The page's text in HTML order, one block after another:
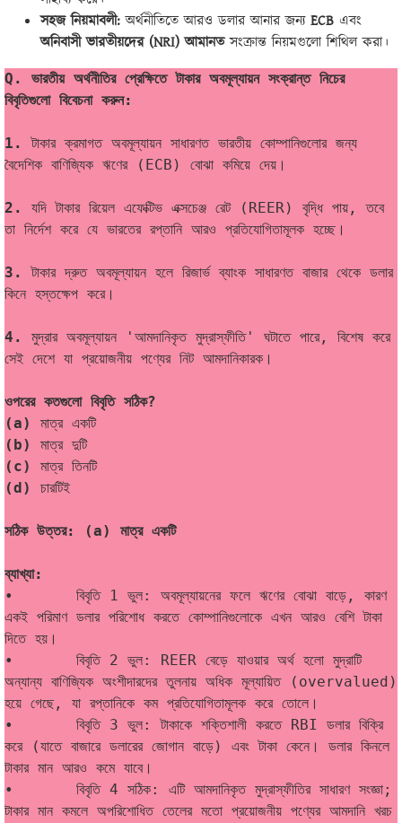
সহজ নিয়মাবলী: অর্থনীতিতে আরও ডলার আনার জন্য ECB এবং
অনিবাসী ভারতীয়দের (NRI)আমানতসংক্রান্ত নিয়মগুলো শিথিল করা।
Q. ভারতীয় অর্থনীতির প্রেক্ষিতে টাকার অবমূল্যায়ন সংক্রান্ত নিচের
বিবৃতিগুলো বিবেচনা করুন:
1.
টাকার ক্রমাগত অবমূল্যায়ন সাধারণত ভারতীয় কোম্পানিগুলোর জন্য
বৈদেশিক বাণিজ্যিক ঋণের (ECB) বোঝা কমিয়ে দেয়।
2. যদি টাকার রিয়েল এফেক্টিভ এক্সচেঞ্জ রেট (REER) বৃদ্ধি পায়, তবে
তা নির্দেশ করে যে ভারতের রপ্তানি আরও প্রতিযোগিতামূলক হচ্ছে।
3.
টাকার দ্রুত অবমূল্যায়ন হলে রিজার্ভ ব্যাংক সাধারণত বাজার থেকে ডলার
কিনে হস্তক্ষেপ করে।
4.
মুদ্রার অবমূল্যায়ন 'আমদানিকৃত মুদ্রাস্ফীতি' ঘটাতে পারে, বিশেষ করে
সেই দেশে যা প্রয়োজনীয় পণ্যের নিট আমদানিকারক।
ওপরের কতগুলো বিবৃতি সঠিক?
(a) মাত্র একটি
(b) মাত্র দুটি
(c)
মাত্র তিনটি
(d)
চারটিই
সঠিক উত্তর: (a) মাত্র একটি
ব্যাখ্যা:
•	বিবৃতি 1 ভুল: অবমূল্যায়নের ফলে ঋণের বোঝা বাড়ে, কারণ
একই পরিমাণ ডলার পরিশোধ করতে কোম্পানিগুলোকে এখন আরও বেশি টাকা
দিতে হয়।
•	বিবৃতি 2 ভুল: REER বেড়ে যাওয়ার অর্থ হলো মুদ্রাটি
অন্যান্য বাণিজ্যিক অংশীদারদের তুলনায় অধিক মূল্যায়িত (overvalued)
হয়ে গেছে, যা রপ্তানিকে কম প্রতিযোগিতামূলক করে তোলে।
•	বিবৃতি 3 ভুল: টাকাকে শক্তিশালী করতে RBI ডলার বিক্রি
করে (যাতে বাজারে ডলারের জোগান বাড়ে) এবং টাকা কেনে। ডলার কিনলে
টাকার মান আরও কমে যাবে।
•	বিবৃতি 4 সঠিক: এটি আমদানিকৃত মুদ্রাস্ফীতির সাধারণ সংজ্ঞা;
টাকার মান কমলে অপরিশোধিত তেলের মতো প্রয়োজনীয় পণ্যের আমদানি খরচ